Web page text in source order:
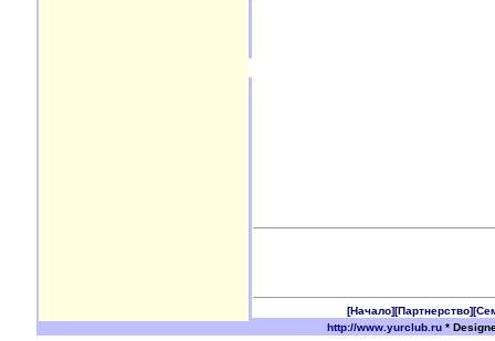
[Начало][Партнерство]
http://www.yurclub.ru *